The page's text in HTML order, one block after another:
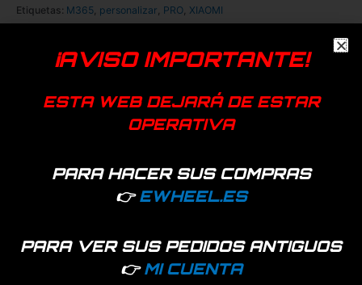
Etiquetas: M365, personalizar, PRO, XIAOMI
Información adicional
¡AVISO IMPORTANTE!
ESTA WEB DEJARÁ DE ESTAR
OPERATIVA
PARA HACER SUS COMPRAS
👉EWHEEL.ES
PARA VER SUS PEDIDOS ANTIGUOS
👉MI CUENTA